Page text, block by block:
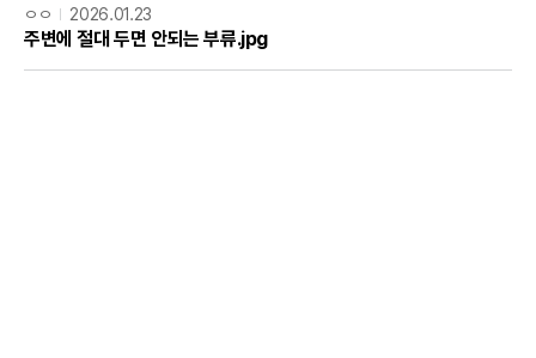
ㅇㅇ 2026.01.23
주변에 절대 두면 안되는 부류.jpg